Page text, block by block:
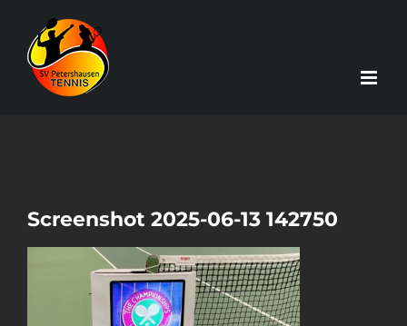
Inhalt
springen
Screenshot 2025-06-13 142750